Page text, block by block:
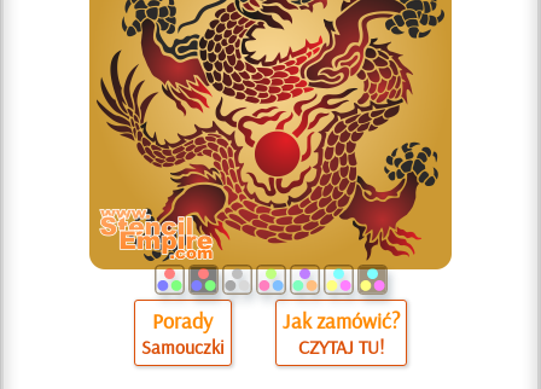
Porady
Samouczki
Jak zamówić?
CZYTAJ TU!